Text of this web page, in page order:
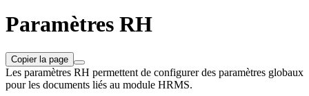
Paramètres RH
Copier la page
Les paramètres RH permettent de configurer des paramètres globaux
pour les documents liés au module HRMS.